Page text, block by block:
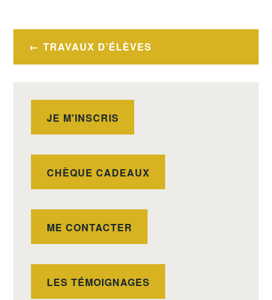
Navigation
de
TRAVAUX D’ÉLÈVES
JE M'INSCRIS
CHÈQUE CADEAUX
ME CONTACTER
LES TÉMOIGNAGES